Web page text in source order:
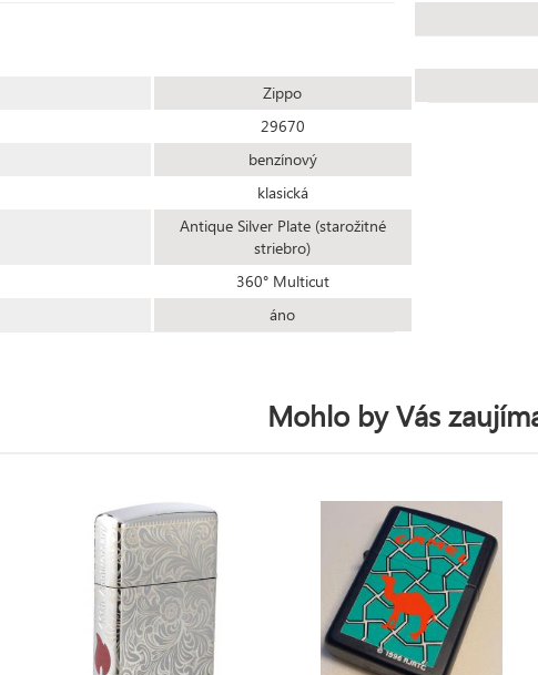
Zippo
29670
benzínový
klasická
Antique Silver Plate (starožitné
striebro)
360° Multicut
áno
Mohlo by Vás